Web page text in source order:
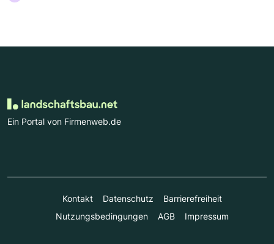
Ein Portal von Firmenweb.de
Kontakt Datenschutz
Barrierefreiheit
Nutzungsbedingungen
AGB Impressum